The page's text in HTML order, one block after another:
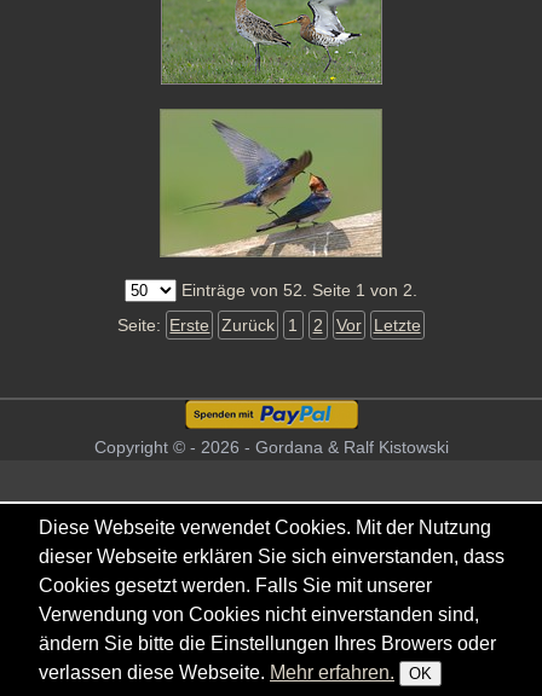
Einträge von 52. Seite 1 von 2.
Seite: Erste Zurück 1 2 Vor Letzte
Copyright © - 2026 - Gordana & Ralf Kistowski
Diese Webseite verwendet Cookies. Mit der Nutzung
dieser Webseite erklären Sie sich einverstanden, dass
Cookies gesetzt werden. Falls Sie mit unserer
Verwendung von Cookies nicht einverstanden sind,
ändern Sie bitte die Einstellungen Ihres Browers oder
verlassen diese Webseite. Mehr erfahren. OK